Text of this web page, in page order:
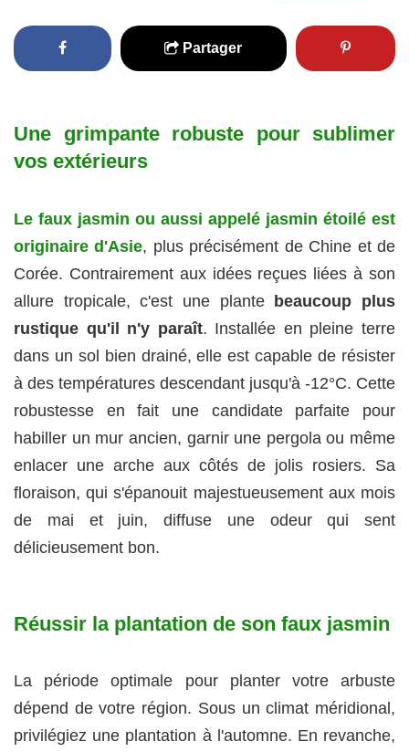
Partager
Une grimpante robuste pour sublimer
vos extérieurs
Le faux jasmin ou aussi appelé jasmin étoilé est
originaire d'Asie, plus précisément de Chine et de
Corée. Contrairement aux idées reçues liées à son
allure tropicale, c'est une plante beaucoup plus
rustique qu'il n'y paraît. Installée en pleine terre
dans un sol bien drainé, elle est capable de résister
à des températures descendant jusqu'à -12°C. Cette
robustesse en fait une candidate parfaite pour
habiller un mur ancien, garnir une pergola ou même
enlacer une arche aux côtés de jolis rosiers. Sa
floraison, qui s'épanouit majestueusement aux mois
de mai et juin, diffuse une odeur qui sent
délicieusement bon.
Réussir la plantation de son faux jasmin
La période optimale pour planter votre arbuste
dépend de votre région. Sous un climat méridional,
privilégiez une plantation à l'automne. En revanche,